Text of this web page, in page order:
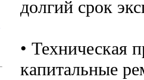
долгий срок
• Техническая
капитальные